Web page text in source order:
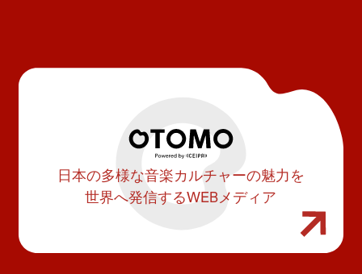
日本の多様な音楽カルチャーの魅力を
世界へ発信するWEBメディア